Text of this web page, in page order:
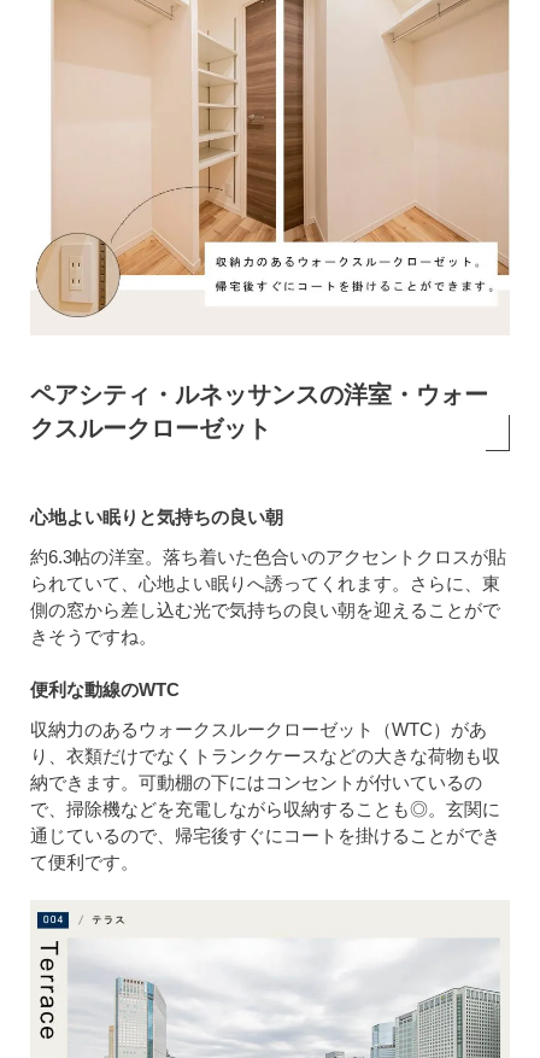
ペアシティ・ルネッサンスの洋室・ウォー
クスルークローゼット
心地よい眠りと気持ちの良い朝
約6.3帖の洋室。落ち着いた色合いのアクセントクロスが貼
られていて、心地よい眠りへ誘ってくれます。さらに、東
側の窓から差し込む光で気持ちの良い朝を迎えることがで
きそうですね。
便利な動線のWTC
収納力のあるウォークスルークローゼット（WTC）があ
り、衣類だけでなくトランクケースなどの大きな荷物も収
納できます。可動棚の下にはコンセントが付いているの
で、掃除機などを充電しながら収納することも◎。玄関に
通じているので、帰宅後すぐにコートを掛けることができ
て便利です。